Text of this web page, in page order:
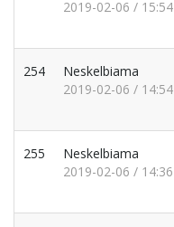
2019-02-06 / 15:54
254
Neskelbiama
2019-02-06 / 14:54
255
Neskelbiama
2019-02-06 / 14:36